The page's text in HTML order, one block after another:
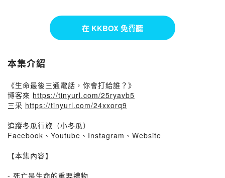
在 KKBOX 免費聽
本集介紹
《生命最後三通電話，你會打給誰？》
博客來 https://tinyurl.com/25ryavb5
三采 https://tinyurl.com/24xxorq9
追蹤冬瓜行旅（小冬瓜）
Facebook、Youtube、Instagram、Website
【本集內容】
- 死亡是生命的重要禮物